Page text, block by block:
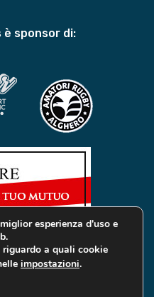
è sponsor di:
| All rights reserved |
esperienza d'uso e
a quali cookie
impostazioni.